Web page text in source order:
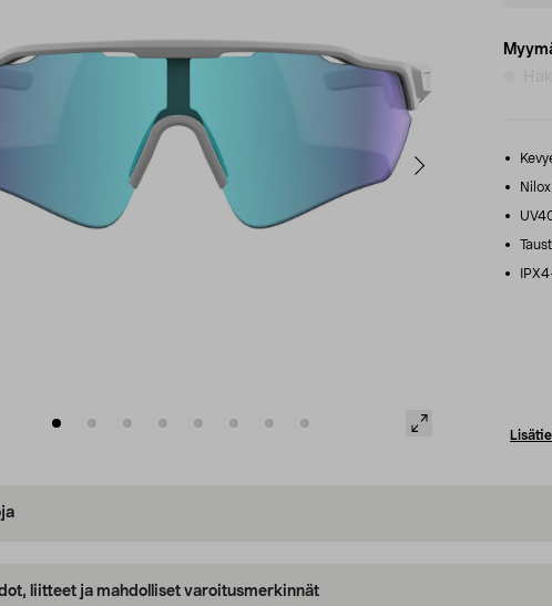
liitteet ja mahdolliset varoitusmerkinnät